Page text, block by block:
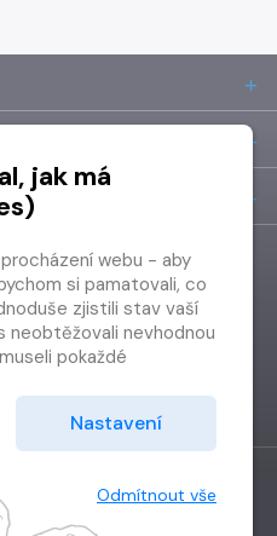
IT s.r.o.
jak má
webu - aby
si pamatovali, co
zjistili stav vaší
neobtěžovali nevhodnou
pokaždé
souhlas se
a pomůžete nám tak
Nastavení
Odmítnout vše